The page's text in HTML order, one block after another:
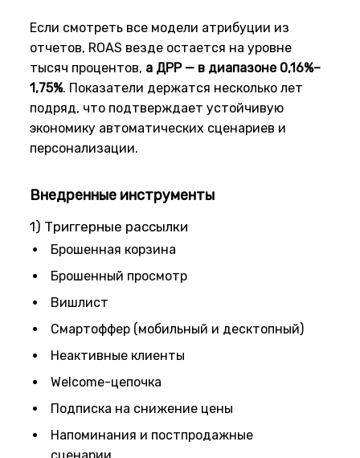
Если смотреть все модели атрибуции из
отчетов, ROAS везде остается на уровне
тысяч процентов, а ДРР — в диапазоне 0,16%–
1,75%. Показатели держатся несколько лет
подряд, что подтверждает устойчивую
экономику автоматических сценариев и
персонализации.
Внедренные инструменты
1) Триггерные рассылки
Брошенная корзина
Брошенный просмотр
Вишлист
Смартоффер (мобильный и десктопный)
Неактивные клиенты
Welcome-цепочка
Подписка на снижение цены
Напоминания и постпродажные